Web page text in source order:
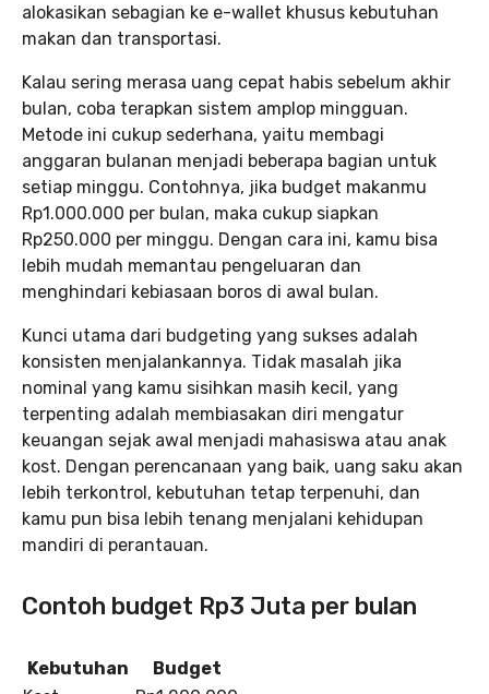
alokasikan sebagian ke e-wallet khusus kebutuhan
makan dan transportasi.
Kalau sering merasa uang cepat habis sebelum akhir
bulan, coba terapkan sistem amplop mingguan.
Metode ini cukup sederhana, yaitu membagi
anggaran bulanan menjadi beberapa bagian untuk
setiap minggu. Contohnya, jika budget makanmu
Rp1.000.000 per bulan, maka cukup siapkan
Rp250.000 per minggu. Dengan cara ini, kamu bisa
lebih mudah memantau pengeluaran dan
menghindari kebiasaan boros di awal bulan.
Kunci utama dari budgeting yang sukses adalah
konsisten menjalankannya. Tidak masalah jika
nominal yang kamu sisihkan masih kecil, yang
terpenting adalah membiasakan diri mengatur
keuangan sejak awal menjadi mahasiswa atau anak
kost. Dengan perencanaan yang baik, uang saku akan
lebih terkontrol, kebutuhan tetap terpenuhi, dan
kamu pun bisa lebih tenang menjalani kehidupan
mandiri di perantauan.
Contoh budget Rp3 Juta per bulan
Kebutuhan
Budget